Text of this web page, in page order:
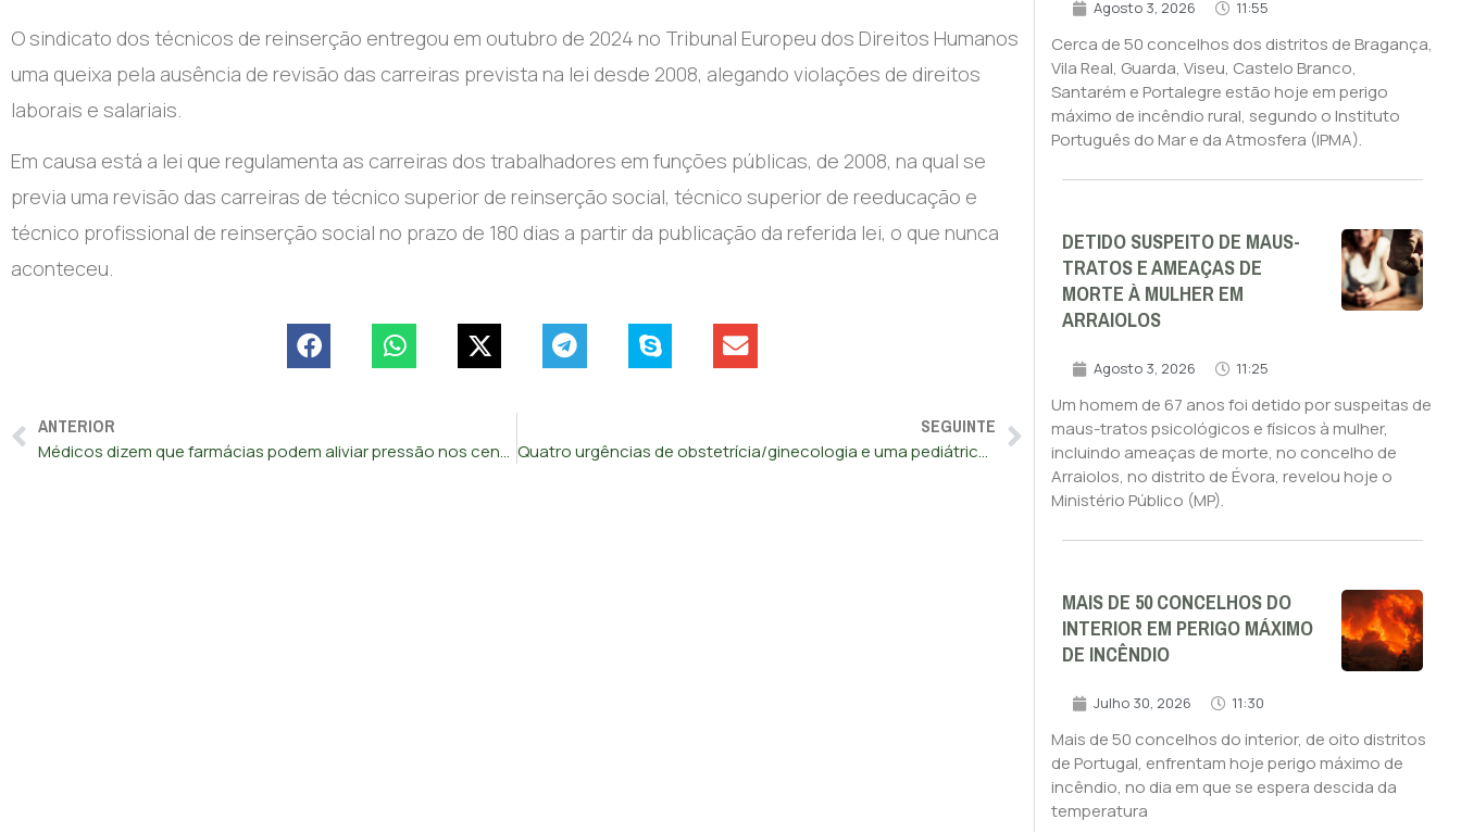
O sindicato dos técnicos de reinserção entregou em outubro de 2024 no Tribunal Europeu dos Direitos Humanos
uma queixa pela ausência de revisão das carreiras prevista na lei desde 2008, alegando violações de direitos
laborais e salariais.
Em causa está a lei que regulamenta as carreiras dos trabalhadores em funções públicas, de 2008, na qual se
previa uma revisão das carreiras de técnico superior de reinserção social, técnico superior de reeducação e
técnico profissional de reinserção social no prazo de 180 dias a partir da publicação da referida lei, o que nunca
aconteceu.
ANTERIOR
Médicos dizem que farmácias podem aliviar pressão nos centros de saúde
SEGUINTE
Quatro urgências de obstetrícia/ginecologia e uma pediátrica fechadas
Agosto 3, 2026 11:55
Cerca de 50 concelhos dos distritos de Bragança,
Vila Real, Guarda, Viseu, Castelo Branco,
Santarém e Portalegre estão hoje em perigo
máximo de incêndio rural, segundo o Instituto
Português do Mar e da Atmosfera (IPMA).
DETIDO SUSPEITO DE MAUS-
TRATOS E AMEAÇAS DE
MORTE À MULHER EM
ARRAIOLOS
Agosto 3, 2026 11:25
Um homem de 67 anos foi detido por suspeitas de
maus-tratos psicológicos e físicos à mulher,
incluindo ameaças de morte, no concelho de
Arraiolos, no distrito de Évora, revelou hoje o
Ministério Público (MP).
MAIS DE 50 CONCELHOS DO
INTERIOR EM PERIGO MÁXIMO
DE INCÊNDIO
Julho 30, 2026 11:30
Mais de 50 concelhos do interior, de oito distritos
de Portugal, enfrentam hoje perigo máximo de
incêndio, no dia em que se espera descida da
temperatura